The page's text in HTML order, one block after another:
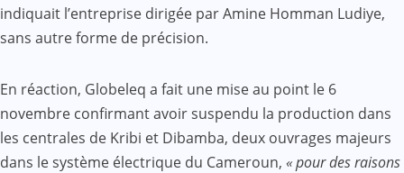
indiquait l’entreprise dirigée par Amine Homman Ludiye,
sans autre forme de précision.
En réaction, Globeleq a fait une mise au point le 6
novembre confirmant avoir suspendu la production dans
les centrales de Kribi et Dibamba, deux ouvrages majeurs
dans le système électrique du Cameroun, « pour des raisons